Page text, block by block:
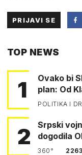
PRIJAVI SE
TOP NEWS
1
Ovako bi
plan: Od
POLITIKA I
2
Srpski
dogodila
360°